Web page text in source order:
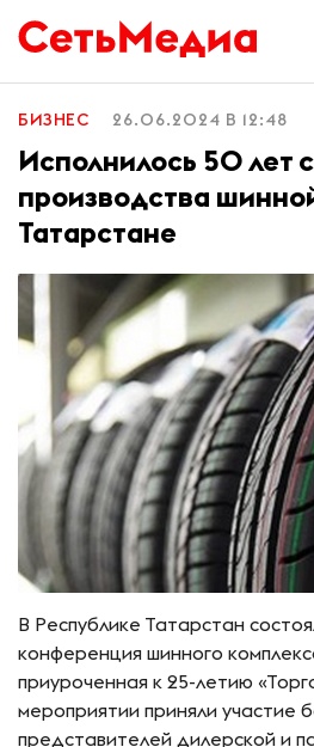
БИЗНЕС 26.06.2024 В 12:48
Исполнилось 50 лет
производства
Татарстане
В Республике Татарстан
конференция шинного
приуроченная к 25-летию
мероприятии приняли участие
представителей дилерской и